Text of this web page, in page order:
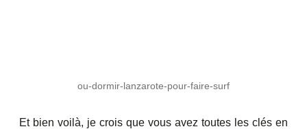
ou-dormir-lanzarote-pour-faire-surf
Et bien voilà, je crois que vous avez toutes les clés en